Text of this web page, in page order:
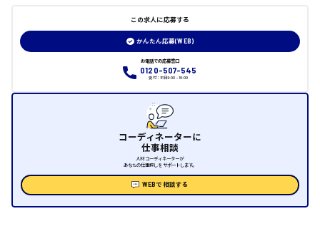
この求人に応募する
かんたん応募(WEB)
お電話での応募窓口
0120-507-545
受付：平日9:00 - 18:00
コーディネーターに
仕事相談
人材コーディネーターが
あなたの仕事探しをサポートします。
WEBで相談する